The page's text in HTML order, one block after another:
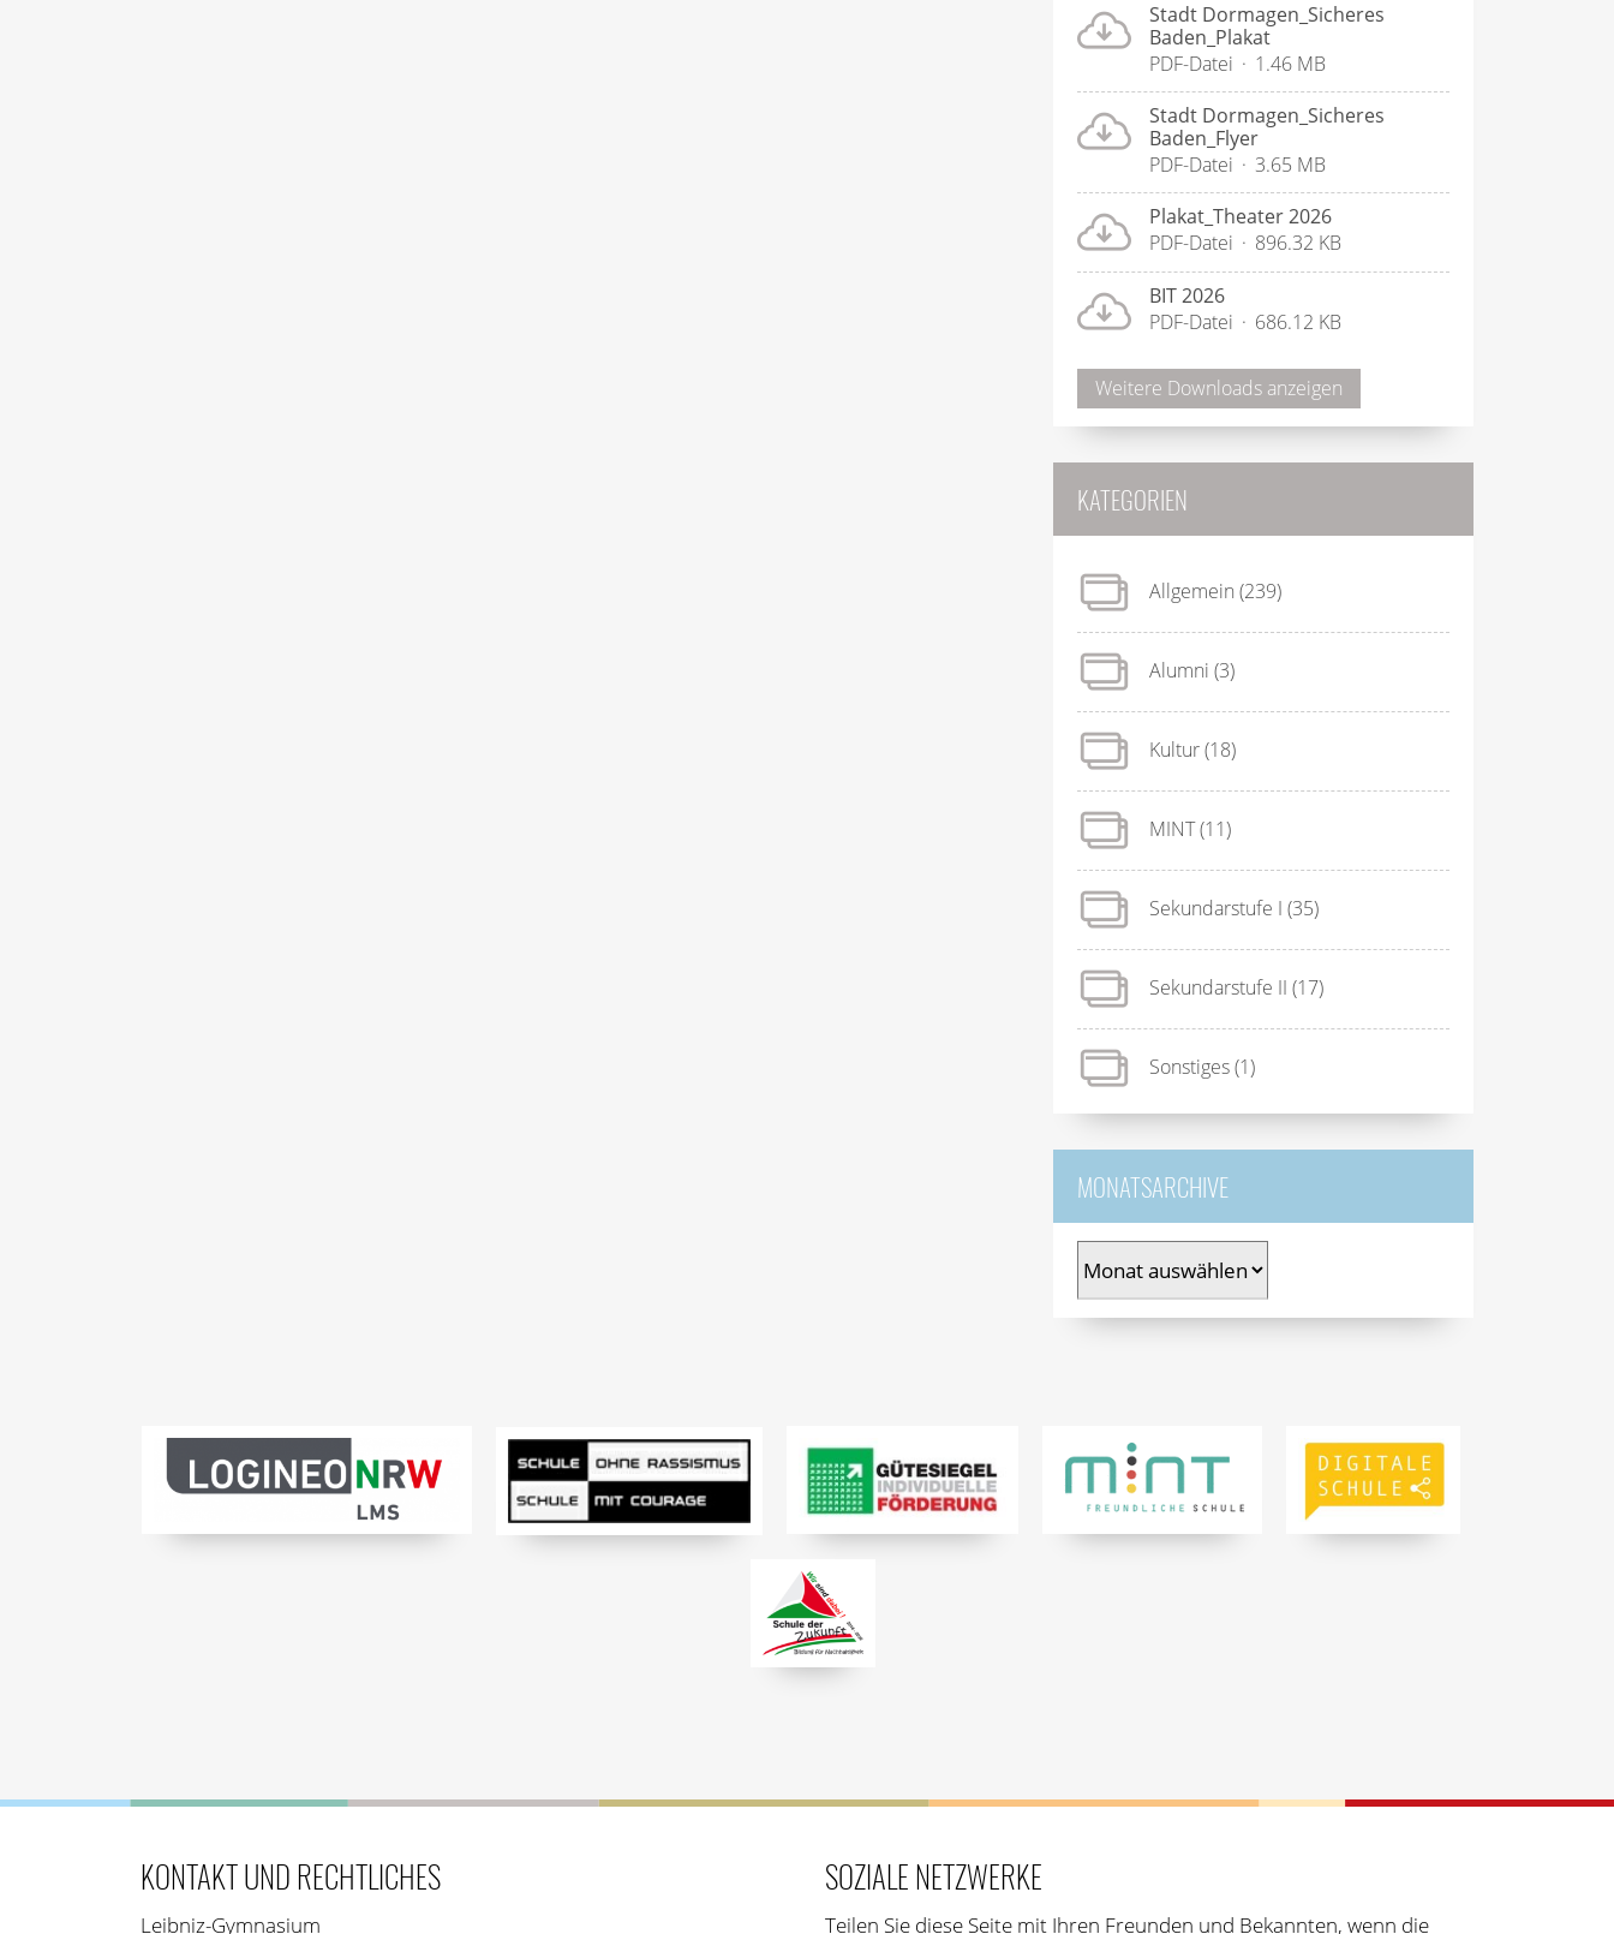
Stadt Dormagen_Sicheres
Baden_Plakat
PDF-Datei
1.46 MB
Stadt Dormagen_Sicheres
Baden_Flyer
PDF-Datei
3.65 MB
Plakat_Theater 2026
PDF-Datei
896.32 KB
BIT 2026
PDF-Datei
686.12 KB
Weitere Downloads anzeigen
KATEGORIEN
Allgemein (239)
Alumni (3)
Kultur(18)
MINT(11)
Sekundarstufe I (35)
Sekundarstufe II (17)
Sonstiges(1)
MONATSARCHIVE
KONTAKT UND RECHTLICHES
Leibniz-Gymnasium
SOZIALE NETZWERKE
Teilen Sie diese Seite mit Ihren Freunden und Bekannten, wenn die